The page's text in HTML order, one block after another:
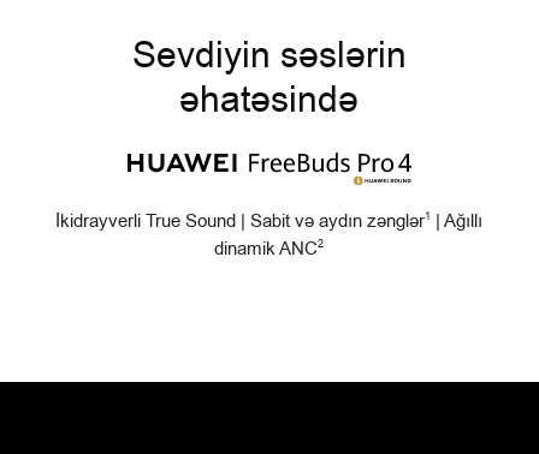
Sevdiyin səslərin
əhatəsində
İkidrayverli True Sound | Sabit və aydın zənglər1 | Ağıllı
dinamik ANC2